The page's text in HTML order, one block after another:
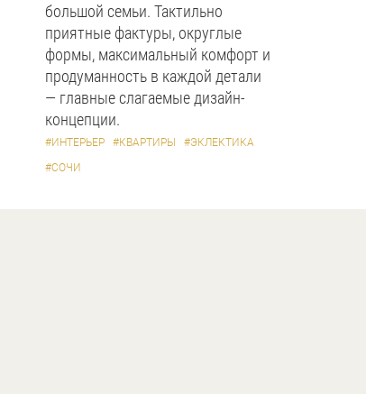
большой семьи. Тактильно
приятные фактуры, округлые
формы, максимальный комфорт и
продуманность в каждой детали
— главные слагаемые дизайн-
концепции.
#ИНТЕРЬЕР #КВАРТИРЫ
#ЭКЛЕКТИКА
#СОЧИ